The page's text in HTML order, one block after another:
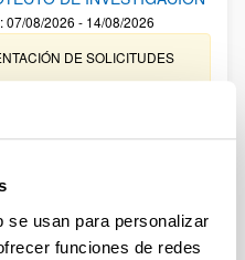
se usan para personalizar
funciones de redes
08/2026 - 14/08/2026
DE SOLICITUDES
y renovación de
del listado provisional de
23/03/2026: Relación